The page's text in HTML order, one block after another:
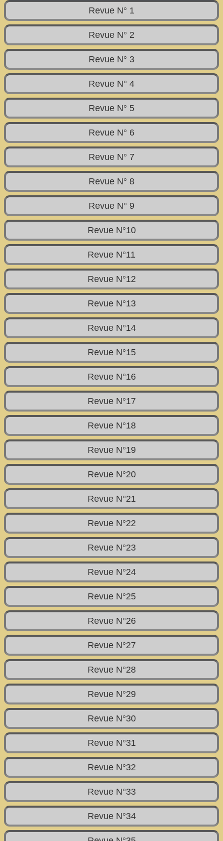
Revue N° 1
Revue N° 2
Revue N° 3
Revue N° 4
Revue N° 5
Revue N° 6
Revue N° 7
Revue N° 8
Revue N° 9
Revue N°10
Revue N°11
Revue N°12
Revue N°13
Revue N°14
Revue N°15
Revue N°16
Revue N°17
Revue N°18
Revue N°19
Revue N°20
Revue N°21
Revue N°22
Revue N°23
Revue N°24
Revue N°25
Revue N°26
Revue N°27
Revue N°28
Revue N°29
Revue N°30
Revue N°31
Revue N°32
Revue N°33
Revue N°34